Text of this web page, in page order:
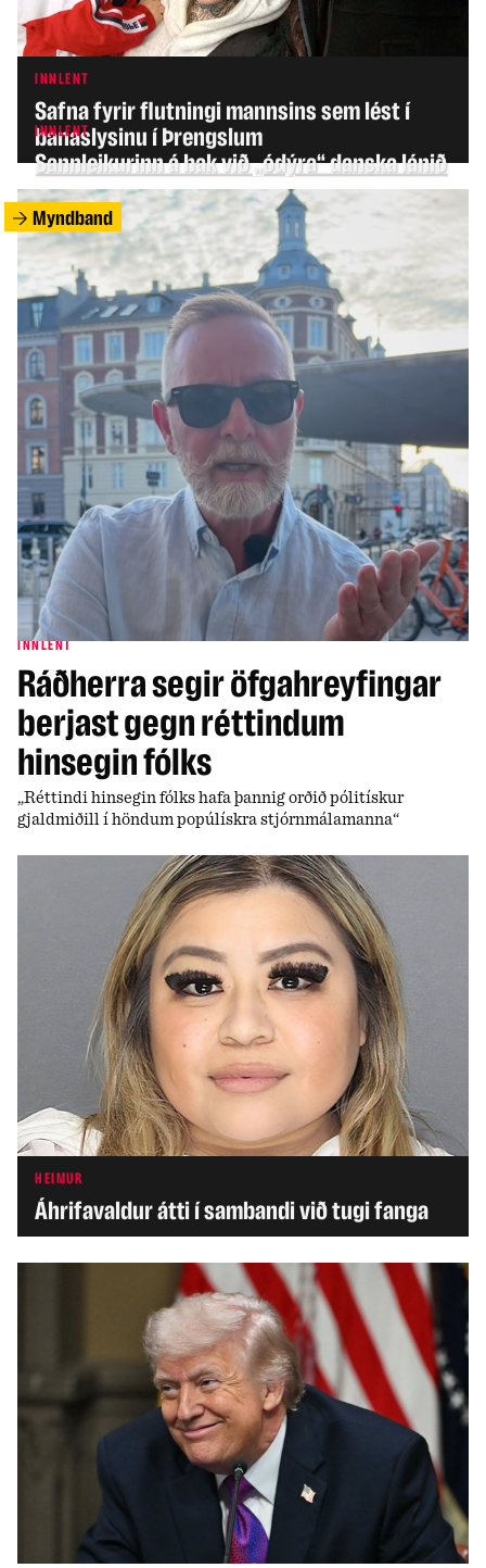
INNLENT
Safna fyrir flutningi mannsins sem lést í
banaslysinu í Þrengslum
Myndband
INNLENT
Sannleikurinn á bak við „ódýra“ danska lánið
INNLENT
Ráðherra segir öfgahreyfingar
berjast gegn réttindum
hinsegin fólks
„Réttindi hinsegin fólks hafa þannig orðið pólitískur
gjaldmiðill í höndum popúlískra stjórnmálamanna“
HEIMUR
Áhrifavaldur átti í sambandi við tugi fanga